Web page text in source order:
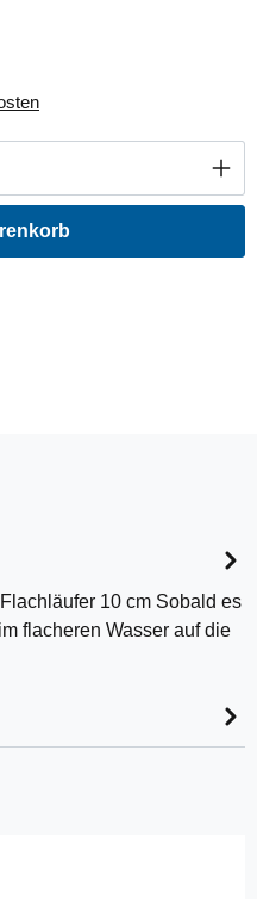
gewünschten
10 cm Sobald es
flacheren Wasser auf die